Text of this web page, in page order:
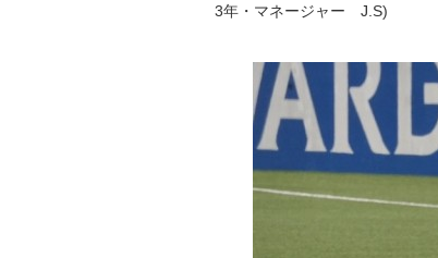
3年・マネージャー J.S)